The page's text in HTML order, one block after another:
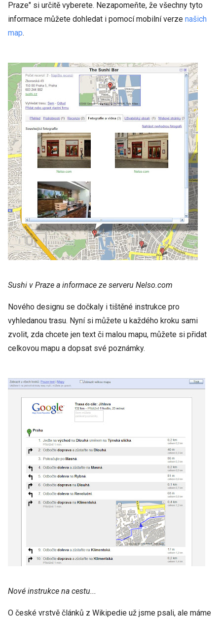
Praze" si určitě vyberete. Nezapomeňte, že všechny tyto
informace můžete dohledat i pomocí mobilní verze našich
map.
Sushi v Praze a informace ze serveru Nelso.com
Nového designu se dočkaly i tištěné instrukce pro
vyhledanou trasu. Nyní si můžete u každého kroku sami
zvolit, zda chcete jen text či malou mapu, můžete si přidat
celkovou mapu a dopsat své poznámky.
Nové instrukce na cestu...
O české vrstvě článků z Wikipedie už jsme psali, ale máme